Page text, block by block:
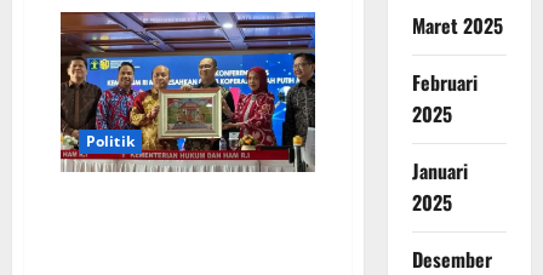
Lahadalia
Memuji
Kemampuan
Negosiasi
Prabowo
dalam
Pemangkasan
Tarif
Trump
Politik
Maret 2025
Februari
2025
Januari
2025
Desember